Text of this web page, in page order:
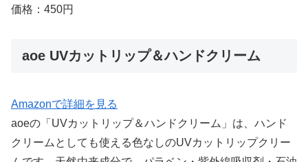
価格：450円
aoe UVカットリップ＆ハンドクリーム
Amazonで詳細を見る
aoeの「UVカットリップ＆ハンドクリーム」は、ハンド
クリームとしても使える色なしのUVカットリップクリー